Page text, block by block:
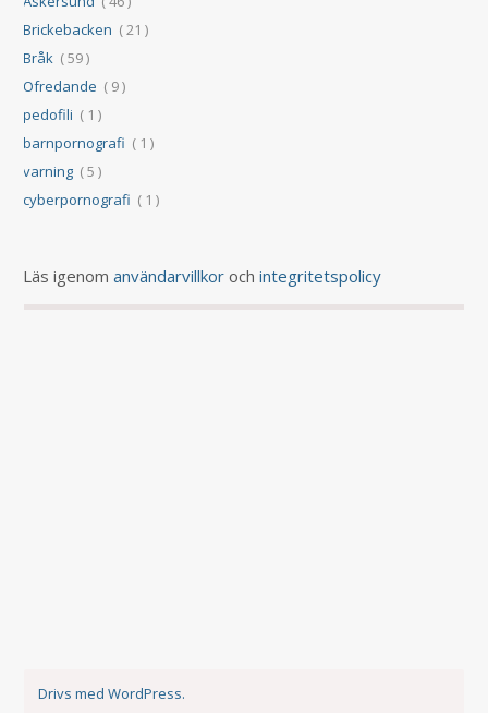
Brickebacken ( 21 )
Bråk ( 59 )
Ofredande ( 9 )
pedofili ( 1 )
barnpornografi ( 1 )
varning ( 5 )
cyberpornografi ( 1 )
Läs igenomanvändarvillkor ochintegritetspolicy
Drivs med WordPress.